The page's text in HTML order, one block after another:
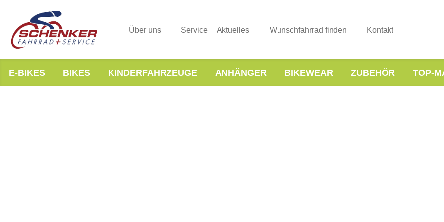
Über uns Service Aktuelles Wunschfahrrad finden Kontakt
E-BIKES BIKES KINDERFAHRZEUGE ANHÄNGER BIKEWEAR ZUBEHÖR TOP-